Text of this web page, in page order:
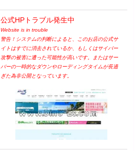
公式HPトラブル発生中
Website is in trouble
警告！システムの判断によると、このお店の公式サ
イトはすでに消去されているか、もしくはサイバー
攻撃の被害に遭った可能性が高いです。またはサー
バーの一時的なダウンやローディングタイムが長過
ぎた為非公開となっています。